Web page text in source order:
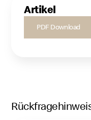
Artikel
PDF Download